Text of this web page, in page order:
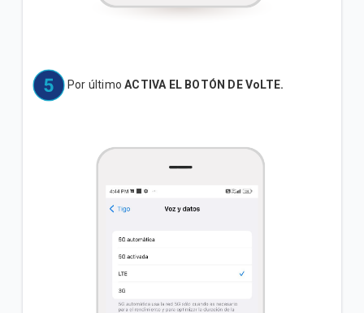
Por últimoACTIVA EL BOTÓN DE VoLTE.